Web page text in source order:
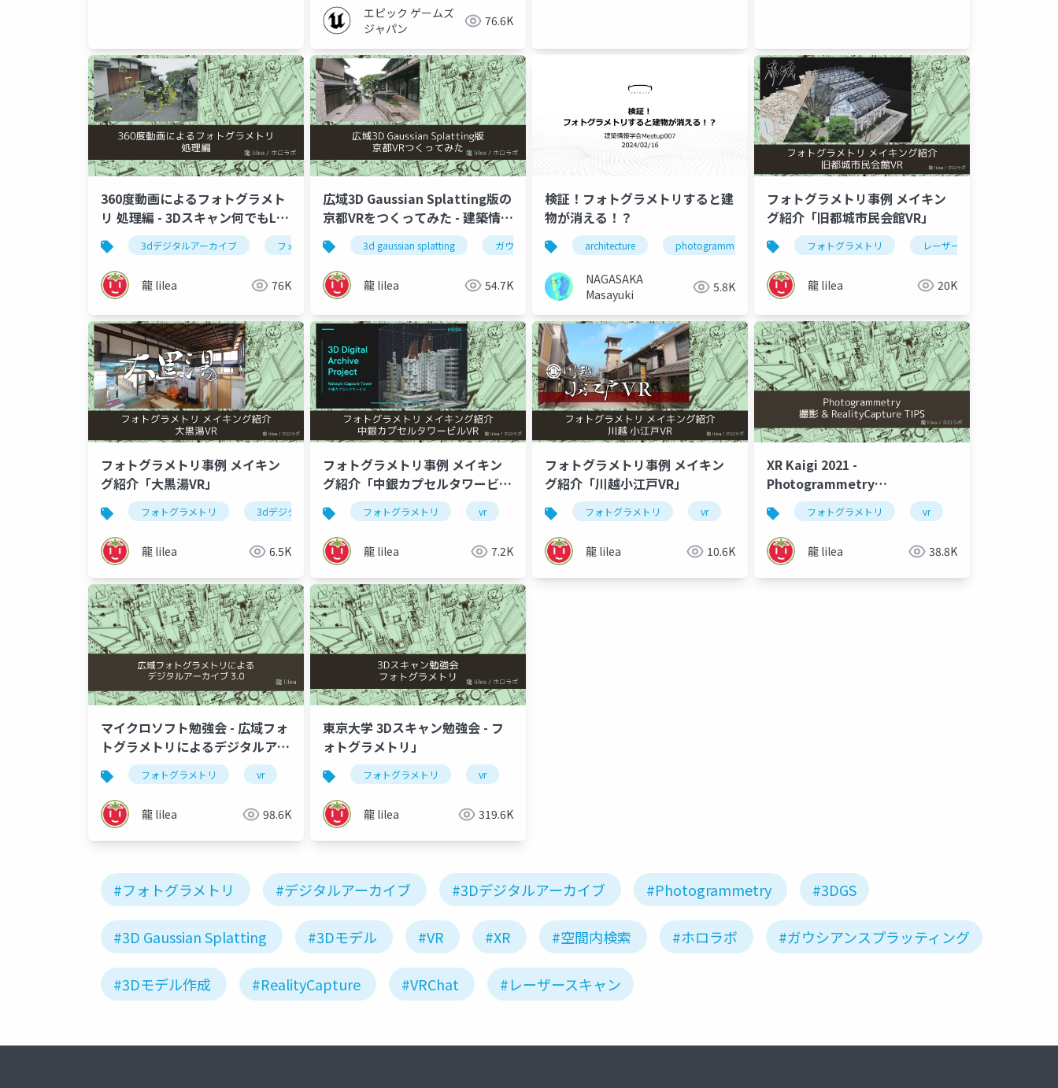
エピック ゲームズ
ジャパン
76.6K
360度動画によるフォトグラメト
リ 処理編 - 3Dスキャン何でもLT
会
3dデジタルアーカイブ フォトグラメトリ
龍 lilea 76K
広域3D Gaussian Splatting版の
京都VRをつくってみた - 建築情報
学会 meetup vol.009
3d gaussian splatting ガウシアンスプラッティング 3dデジタルアーカイブ
龍 lilea 54.7K
検証！フォトグラメトリすると建
物が消える！？
architecture photogrammetry digital archive historical buildings
NAGASAKA
Masayuki
5.8K
フォトグラメトリ事例 メイキン
グ紹介「旧都城市民会館VR」
フォトグラメトリ レーザースキャン
龍 lilea 20K
フォトグラメトリ事例 メイキン
グ紹介「大黒湯VR」
フォトグラメトリ 3dデジタルアーカイブ
龍 lilea 6.5K
フォトグラメトリ事例 メイキン
グ紹介「中銀カプセルタワービル
VR」
フォトグラメトリ vr 3dデジタルアーカイブ
龍 lilea 7.2K
フォトグラメトリ事例 メイキン
グ紹介「川越小江戸VR」
フォトグラメトリ vr 3dデジタルアーカイブ
龍 lilea 10.6K
XR Kaigi 2021 -
Photogrammetry
RealityCapture TIPS
フォトグラメトリ vr
龍 lilea 38.8K
マイクロソフト勉強会 - 広域フォ
トグラメトリによるデジタルアー
カイブ フォトグラメトリ vr 3dデジタルアーカイブ
龍 lilea 98.6K
東京大学 3Dスキャン勉強会 - フ
ォトグラメトリ」
フォトグラメトリ vr
龍 lilea 319.6K
#フォトグラメトリ #デジタルアーカイブ #3Dデジタルアーカイブ #Photogrammetry #3DGS
#3D Gaussian Splatting #3Dモデル #VR #XR #空間内検索 #ホロラボ #ガウシアンスプラッティング
#3Dモデル作成 #RealityCapture #VRChat #レーザースキャン